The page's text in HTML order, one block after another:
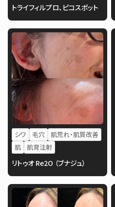
トライフィルプロ、ピコスポット
シワ 毛穴
肌荒れ・肌質改善
肌
肌育注射
リトゥオ Re2O （ブナジュ）